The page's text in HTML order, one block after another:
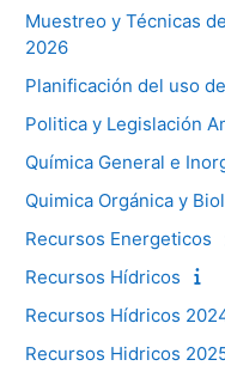
Muestreo y Técnicas
2026
Planificación del uso
Politica y Legislación
Química General e
Quimica Orgánica y
Recursos Energeticos
Recursos Hídricos
Recursos Hídricos
Recursos Hidricos